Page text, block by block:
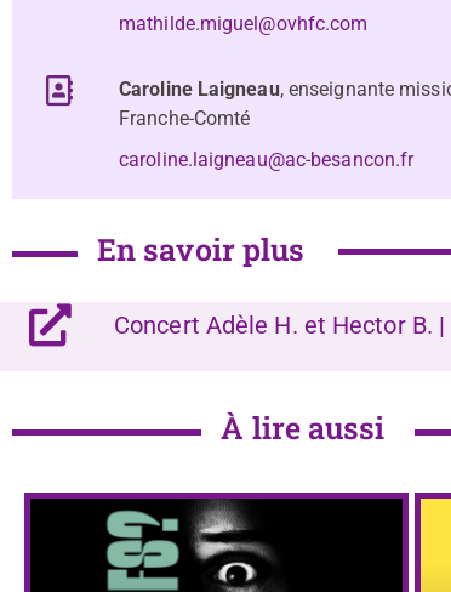
mathilde.miguel@ovhfc.com
Caroline Laigneau, enseignante
Franche-Comté
caroline.laigneau@ac-besancon.fr
En savoir plus
Concert Adèle H. et Hector B.
À lire aussi